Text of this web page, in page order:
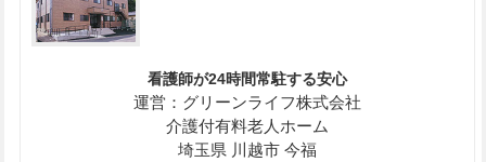
看護師が24時間常駐する安心
運営：グリーンライフ株式会社
介護付有料老人ホーム
埼玉県 川越市 今福